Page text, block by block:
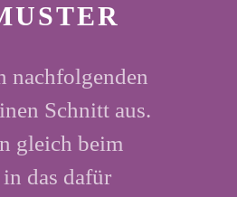
nachfolgenden
Schnitt aus.
gleich beim
das dafür